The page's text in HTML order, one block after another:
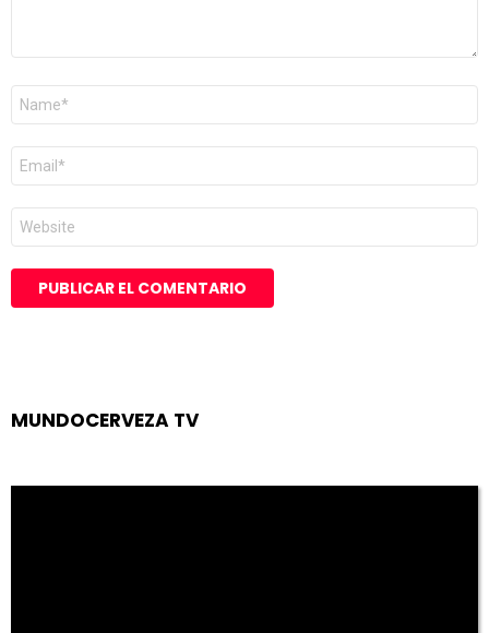
Nombre
Correo
electrónico
*
Web
MUNDOCERVEZA TV